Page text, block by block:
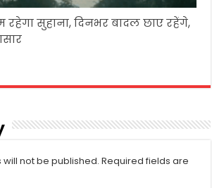
सुहाना, दिनभर बादल छाए रहेंगे,
not be published. Required fields are